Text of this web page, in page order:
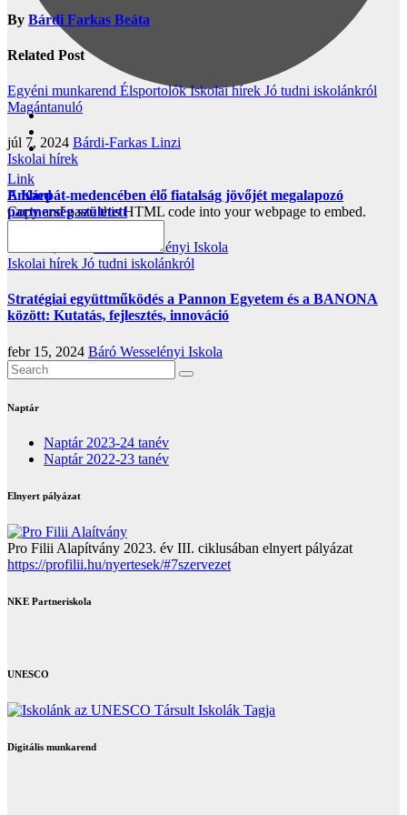
Link
Embed
Copy and paste this HTML code into your webpage to embed.
By Bárdi Farkas Beáta
Related Post
Egyéni munkarend ÉlsportolókIskolai hírek Jó tudni iskolánkról
Magántanuló
júl 7, 2024 Bárdi-Farkas Linzi
Iskolai hírek
A Kárpát-medencében élő fiatalság jövőjét megalapozó
partnerség született
Báró Wesselényi Iskola
Iskolai hírek Jó tudni iskolánkról
Stratégiai együttműködés a Pannon Egyetem és a BANONA
között: Kutatás, fejlesztés, innováció
febr 15, 2024 Báró Wesselényi Iskola
Naptár
Naptár 2023-24 tanév
Naptár 2022-23 tanév
Elnyert pályázat
Pro Filii Alapítvány 2023. év III. ciklusában elnyert pályázat
https://profilii.hu/nyertesek/#7szervezet
NKE Partneriskola
UNESCO
Digitális munkarend